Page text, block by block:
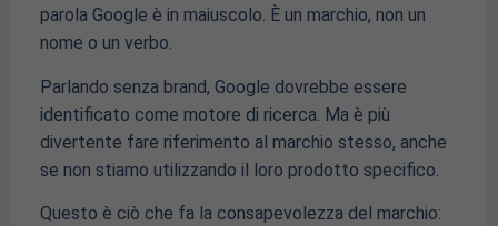
parola Google è in maiuscolo. È un marchio, non un
nome o un verbo.
Parlando senza brand, Google dovrebbe essere
identificato come motore di ricerca. Ma è più
divertente fare riferimento al marchio stesso, anche
se non stiamo utilizzando il loro prodotto specifico.
Questo è ciò che fa la consapevolezza del marchio: